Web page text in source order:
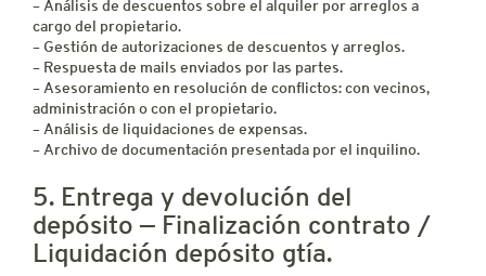
– Análisis de descuentos sobre el alquiler por arreglos a
cargo del propietario.
– Gestión de autorizaciones de descuentos y arreglos.
– Respuesta de mails enviados por las partes.
– Asesoramiento en resolución de conflictos: con vecinos,
administración o con el propietario.
– Análisis de liquidaciones de expensas.
– Archivo de documentación presentada por el inquilino.
5. Entrega y devolución del
depósito — Finalización contrato /
Liquidación depósito gtía.